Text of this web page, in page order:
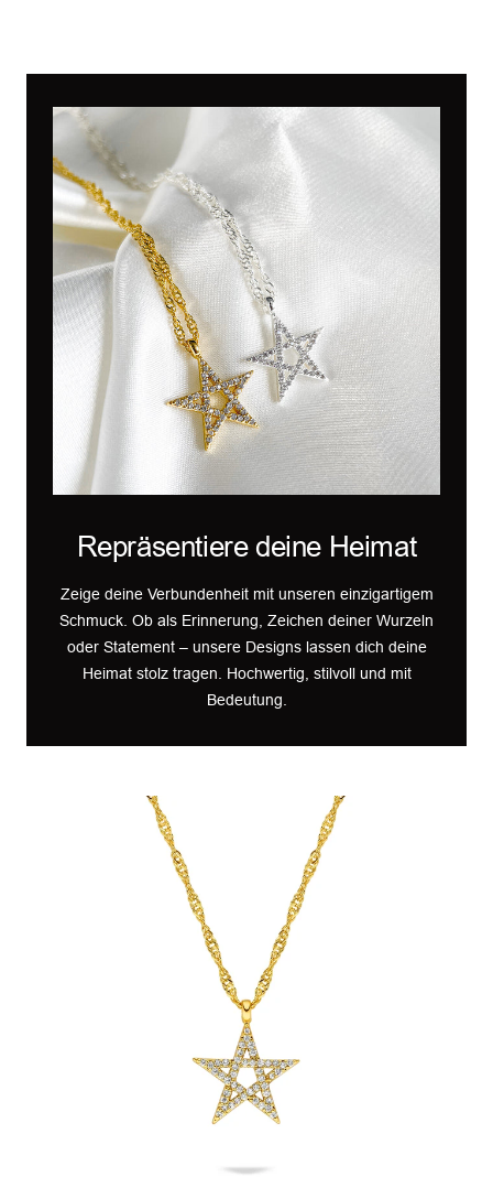
Repräsentiere deine Heimat
Zeige deine Verbundenheit mit unseren einzigartigem
Schmuck. Ob als Erinnerung, Zeichen deiner Wurzeln
oder Statement – unsere Designs lassen dich deine
Heimat stolz tragen. Hochwertig, stilvoll und mit
Bedeutung.